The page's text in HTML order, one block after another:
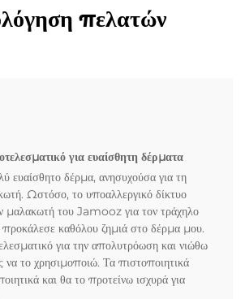
πελατών
για ευαίσθητη δέρματα
ευαίσθητο δέρμα, ανησυχούσα για τη
Ωστόσο, το υποαλλεργικό δίκτυο
μαλακωτή του Jamooz για τον τράχηλο
καθόλου ζημιά στο δέρμα μου.
για την απολυτρόωση και νιώθω
το χρησιμοποιώ. Τα πιστοποιητικά
και θα το προτείνω ισχυρά για